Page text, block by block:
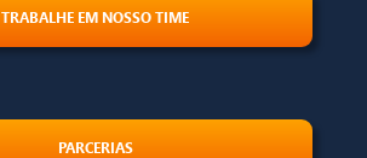
TRABALHE EM NOSSO TIME
PARCERIAS